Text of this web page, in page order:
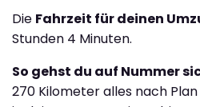
Die Fahrzeit für deinen
Stunden 4 Minuten.
So gehst du auf Nummer
270 Kilometer alles nach